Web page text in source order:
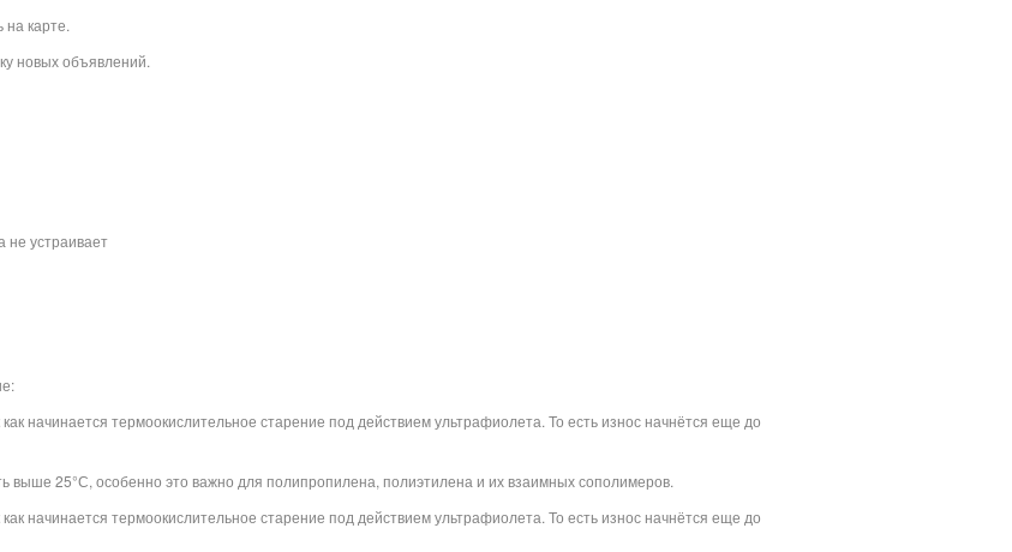
карте.
новых объявлений.
не устраивает
начинается термоокислительное старение под действием ультрафиолета. То есть износ начнётся еще до
выше 25°С, особенно это важно для полипропилена, полиэтилена и их взаимных сополимеров.
начинается термоокислительное старение под действием ультрафиолета. То есть износ начнётся еще до